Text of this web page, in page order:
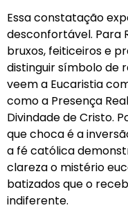
Essa constatação
desconfortável. Para
bruxos, feiticeiros e
distinguir símbolo de
veem a Eucaristia
como a Presença
Divindade de Cristo.
que choca é a
a fé católica
clareza o mistério
batizados que o
indiferente.